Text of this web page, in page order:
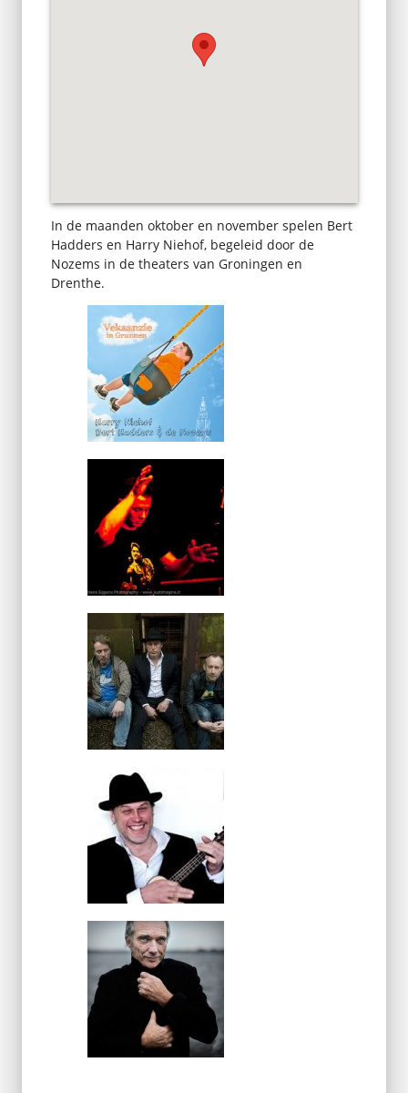
In de maanden oktober en november spelen Bert
Hadders en Harry Niehof, begeleid door de
Nozems in de theaters van Groningen en
Drenthe.